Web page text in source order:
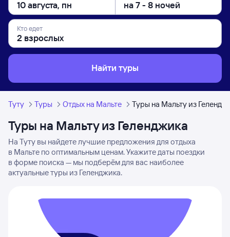
Кто едет
Найти туры
Туту Туры Отдых на Мальте Туры на Мальту из
Туры на Мальту из Геленджика
На Туту вы найдете лучшие предложения для отдыха
в Мальте по оптимальным ценам. Укажите даты поездки
в форме поиска — мы подберём для вас наиболее
актуальные туры из Геленджика.